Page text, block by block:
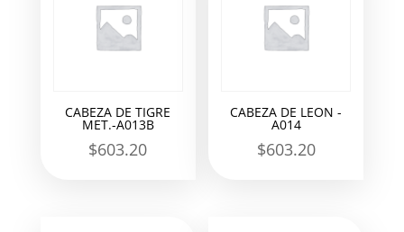
CABEZA DE TIGRE
MET.-A013B
$603.20
CABEZA DE LEON -
A014
$603.20